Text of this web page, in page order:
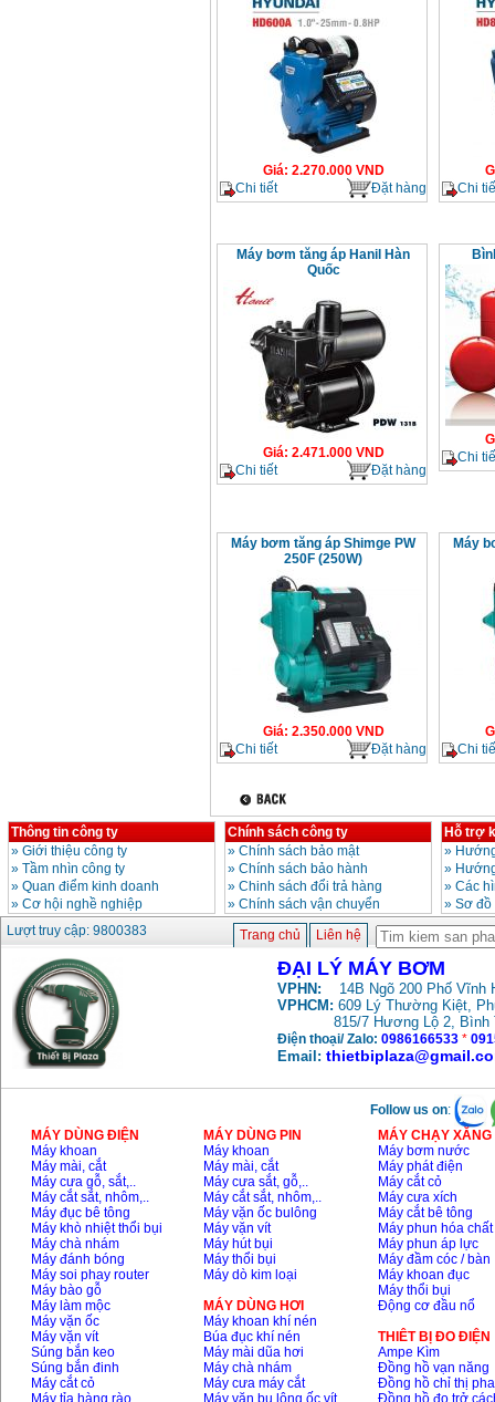
Giá: 2.270.000VND
Chi tiết
Đặt hàng
Chi
Máy bơm tăng áp Hanil Hàn
Quốc
Giá: 2.471.000VND
Chi tiết
Đặt hàng
Chi
Máy bơm tăng áp Shimge PW
250F (250W)
Giá: 2.350.000VND
Chi tiết
Đặt hàng
Máy
Chi
Thông tin công ty
» Giới thiệu công ty
» Tầm nhìn công ty
» Quan điểm kinh doanh
» Cơ hội nghề nghiệp
Chính sách công ty
» Chính sách bảo mật
» Chính sách bảo hành
» Chinh sách đổi trả hàng
» Chính sách vận chuyển
Hỗ trợ
»
»
» Các
» Sơ
Lượt truy cập: 9800383
Trang chủ Liên hệ
ĐẠI LÝ MÁY BƠM
VPHN: 14B Ngõ 200 Phố Vĩnh
VPHCM: 609 Lý Thường Kiệt,
815/7 Hương Lộ 2, Bình
Điện thoại/ Zalo: 0986166533 *
Email:
Follow us on:
MÁY DÙNG ĐIỆN
Máy khoan
Máy mài, cắt
Máy cưa gỗ, sắt,..
Máy cắt sắt, nhôm,..
Máy đục bê tông
Máy khò nhiệt thổi bụi
Máy chà nhám
Máy đánh bóng
Máy soi phay router
Máy bào gỗ
Máy làm mộc
Máy vặn ốc
Máy vặn vít
Súng bắn keo
Súng bắn đinh
Máy cắt cỏ
Máy tỉa hàng rào
MÁY DÙNG PIN
Máy khoan
Máy mài, cắt
Máy cưa sắt, gỗ,..
Máy cắt sắt, nhôm,..
Máy vặn ốc bulông
Máy vặn vít
Máy hút bụi
Máy thổi bụi
Máy dò kim loại
MÁY DÙNG HƠI
Máy khoan khí nén
Búa đục khí nén
Máy mài dũa hơi
Máy chà nhám
Máy cưa máy cắt
Máy vặn bu lông ốc vít
MÁY CHẠY
Máy bơm nước
Máy phát điện
Máy cắt cỏ
Máy cưa xích
Máy cắt bê tông
Máy phun hóa chất
Máy phun áp lực
Máy đầm cóc / bàn
Máy khoan đục
Máy thổi bụi
Động cơ đầu nổ
THIÊT BỊ ĐO ĐIỆN
Ampe Kìm
Đồng hồ vạn năng
Đồng hồ chỉ thị pha
Đồng hồ đo trở